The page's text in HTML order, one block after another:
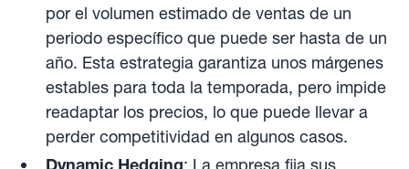
por el volumen estimado de ventas de un
periodo específico que puede ser hasta de un
año. Esta estrategia garantiza unos márgenes
estables para toda la temporada, pero impide
readaptar los precios, lo que puede llevar a
perder competitividad en algunos casos.